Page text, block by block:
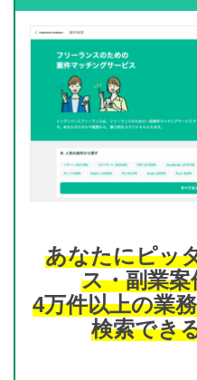
あなたにピッ
ス・副業
4万件以上の業
検索でき